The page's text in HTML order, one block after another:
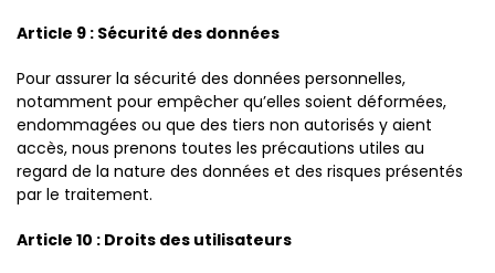
Article 9 : Sécurité des données
Pour assurer la sécurité des données personnelles,
notamment pour empêcher qu’elles soient déformées,
endommagées ou que des tiers non autorisés y aient
accès, nous prenons toutes les précautions utiles au
regard de la nature des données et des risques présentés
par le traitement.
Article 10 : Droits des utilisateurs